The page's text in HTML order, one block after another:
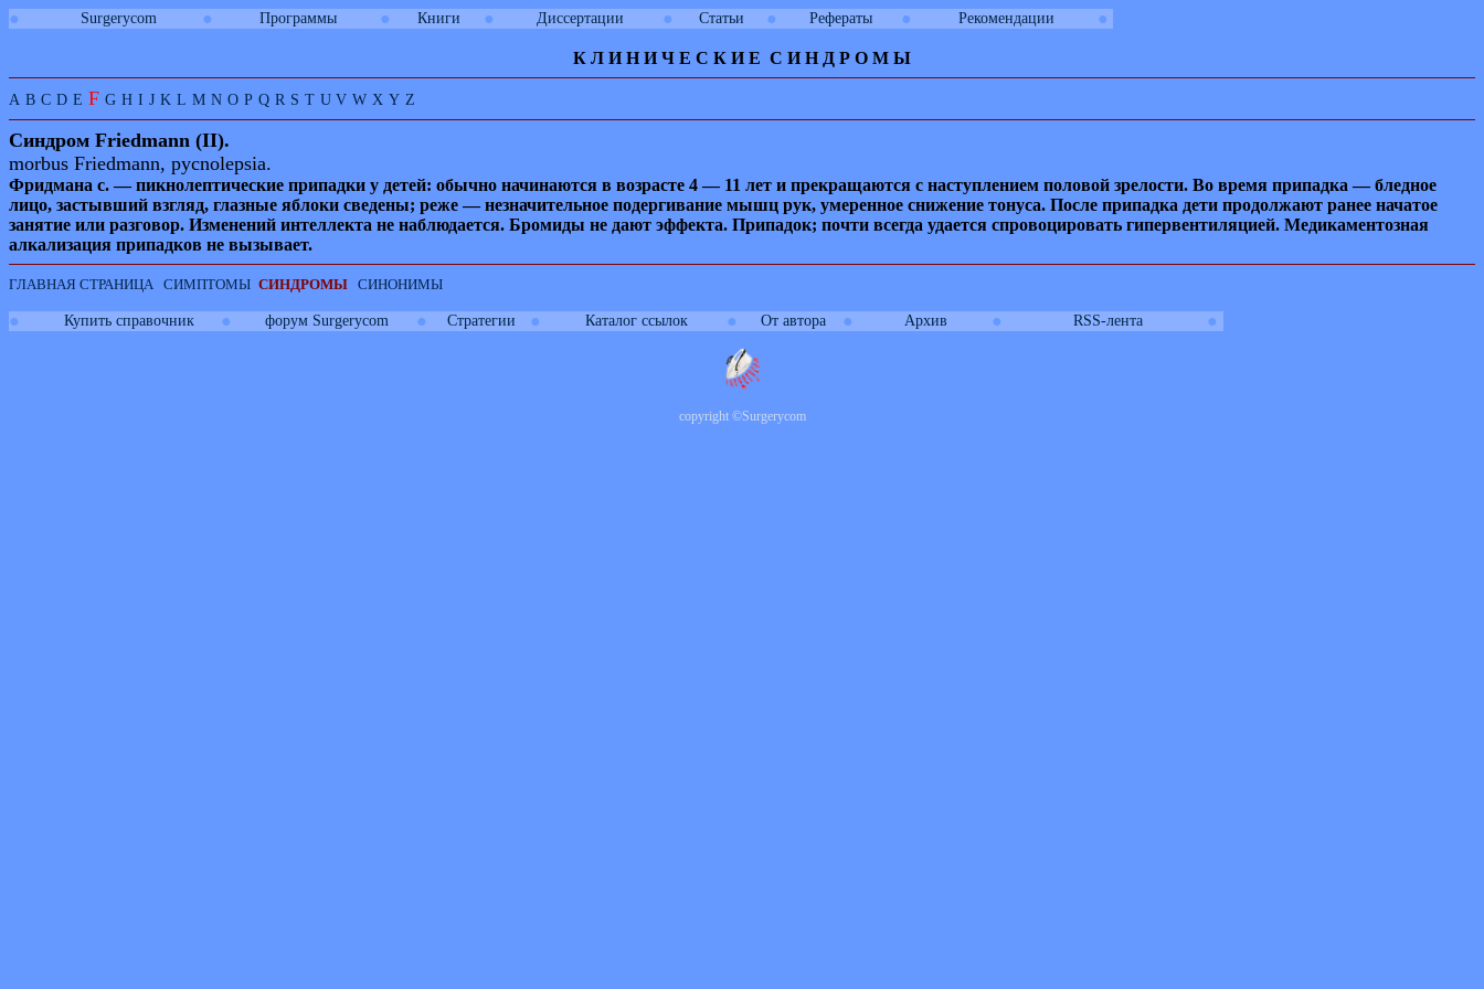
● Surgerycom ● Программы ● Книги ● Диссертации ● Статьи ● Рефераты ● Рекомендации ●
К Л И Н И Ч Е С К И Е С И Н Д Р О М Ы
A B C D E F G H I J K L M N O P Q R S T U V W X Y Z
Синдром Friedmann (II).
morbus Friedmann, pycnolepsia.
Фридмана с. — пикнолептические припадки у детей: обычно начинаются в возрасте 4 — 11 лет и прекращаются с наступлением половой зрелости. Во время припадка — бледное
лицо, застывший взгляд, глазные яблоки сведены; реже — незначительное подергивание мышц рук, умеренное снижение тонуса. После припадка дети продолжают ранее начатое
занятие или разговор. Изменений интеллекта не наблюдается. Бромиды не дают эффекта. Припадок; почти всегда удается спровоцировать гипервентиляцией. Медикаментозная
алкализация припадков не вызывает.
ГЛАВНАЯ СТРАНИЦА СИМПТОМЫ СИНДРОМЫ СИНОНИМЫ
● Купить справочник ● форум Surgerycom ● Стратегии ● Каталог ссылок ● От автора ● Архив ● RSS-лента ●
copyright ©Surgerycom